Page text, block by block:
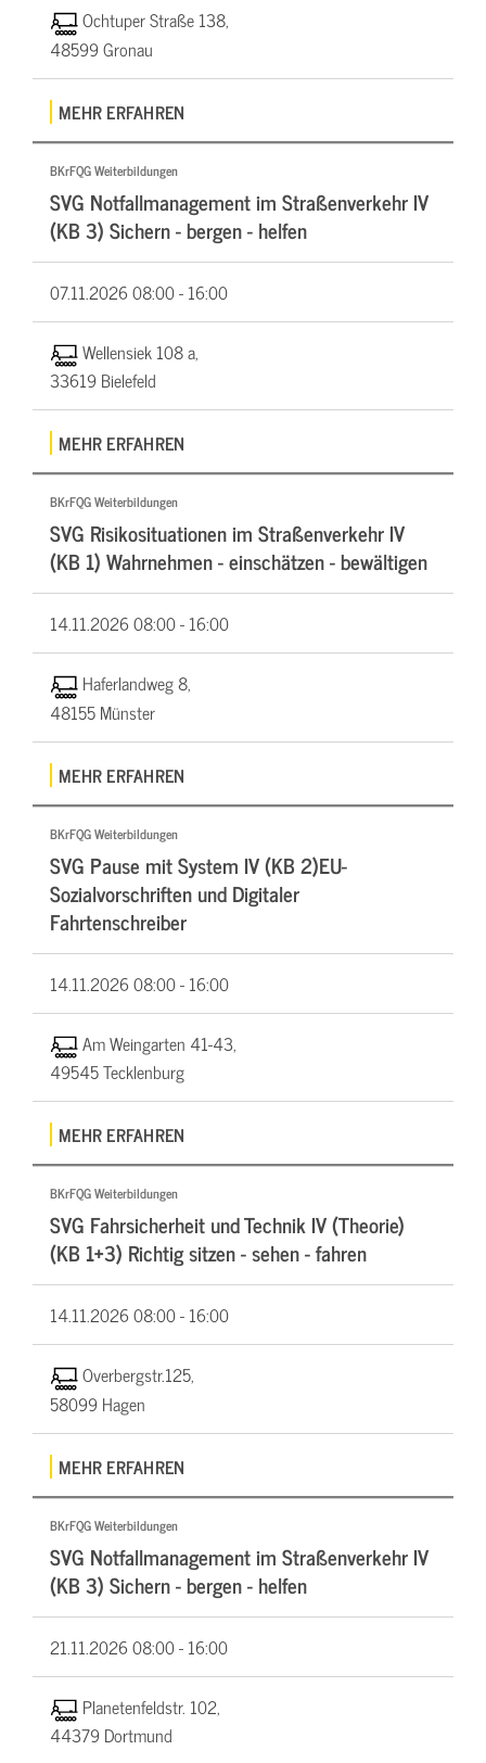
Ochtuper Straße 138,
48599 Gronau
MEHR ERFAHREN
BKrFQG Weiterbildungen
SVG Notfallmanagement im Straßenverkehr IV
(KB 3) Sichern - bergen - helfen
07.11.202608:00 - 16:00
Wellensiek 108 a,
33619 Bielefeld
MEHR ERFAHREN
BKrFQG Weiterbildungen
SVG Risikosituationen im Straßenverkehr IV
(KB 1) Wahrnehmen - einschätzen - bewältigen
14.11.202608:00 - 16:00
Haferlandweg 8,
48155 Münster
MEHR ERFAHREN
BKrFQG Weiterbildungen
SVG Pause mit System IV (KB 2)EU-
Sozialvorschriften und Digitaler
Fahrtenschreiber
14.11.202608:00 - 16:00
Am Weingarten 41-43,
49545 Tecklenburg
MEHR ERFAHREN
BKrFQG Weiterbildungen
SVG Fahrsicherheit und Technik IV (Theorie)
(KB 1+3) Richtig sitzen - sehen - fahren
14.11.202608:00 - 16:00
Overbergstr.125,
58099 Hagen
MEHR ERFAHREN
BKrFQG Weiterbildungen
SVG Notfallmanagement im Straßenverkehr IV
(KB 3) Sichern - bergen - helfen
21.11.202608:00 - 16:00
Planetenfeldstr. 102,
44379 Dortmund